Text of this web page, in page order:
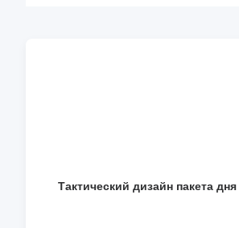
Тактический дизайн пакета